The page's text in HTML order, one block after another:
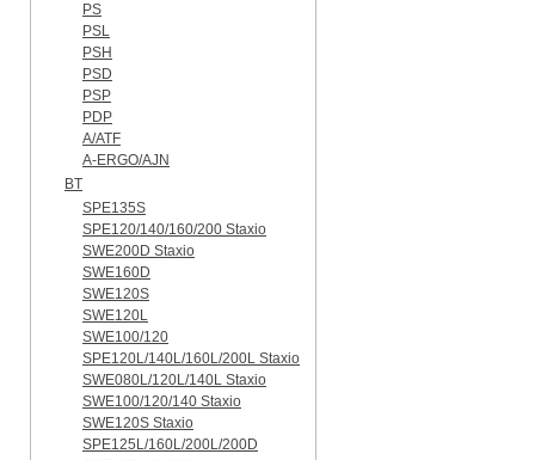
PS
PSL
PSH
PSD
PSP
PDP
A/ATF
A-ERGO/AJN
BT
SPE135S
SPE120/140/160/200 Staxio
SWE200D Staxio
SWE160D
SWE120S
SWE120L
SWE100/120
SPE120L/140L/160L/200L Staxio
SWE080L/120L/140L Staxio
SWE100/120/140 Staxio
SWE120S Staxio
SPE125L/160L/200L/200D